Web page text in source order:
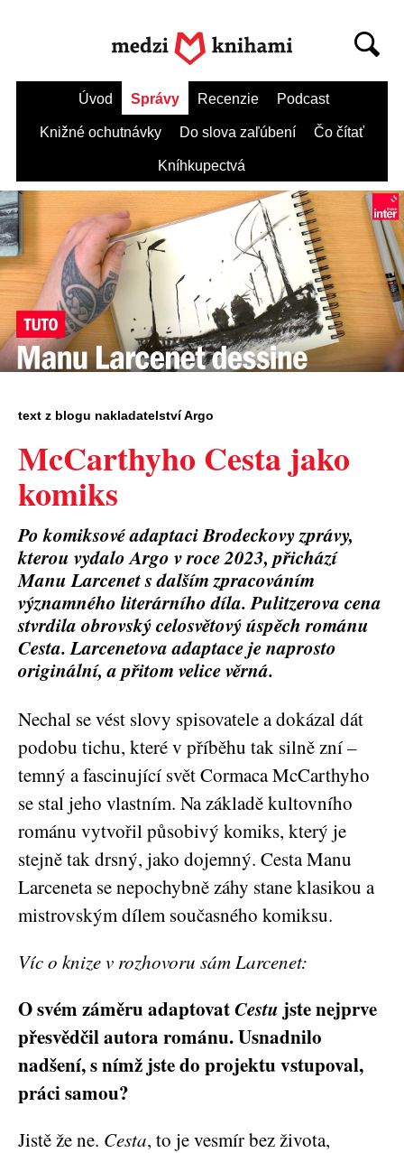
Úvod Správy Recenzie Podcast
Knižné ochutnávky Do slova zaľúbení Čo čítať
Kníhkupectvá
text z blogu nakladatelství Argo
McCarthyho Cesta jako
komiks
Po komiksové adaptaci Brodeckovy zprávy,
kterou vydalo Argo v roce 2023, přichází
Manu Larcenet s dalším zpracováním
významného literárního díla. Pulitzerova cena
stvrdila obrovský celosvětový úspěch románu
Cesta. Larcenetova adaptace je naprosto
originální, a přitom velice věrná.
Nechal se vést slovy spisovatele a dokázal dát
podobu tichu, které v příběhu tak silně zní –
temný a fascinující svět Cormaca McCarthyho
se stal jeho vlastním. Na základě kultovního
románu vytvořil působivý komiks, který je
stejně tak drsný, jako dojemný. Cesta Manu
Larceneta se nepochybně záhy stane klasikou a
mistrovským dílem současného komiksu.
Víc o knize v rozhovoru sám Larcenet:
O svém záměru adaptovatCestu jste nejprve
přesvědčil autora románu. Usnadnilo
nadšení, s nímž jste do projektu vstupoval,
práci samou?
Jistě že ne. Cesta, to je vesmír bez života,